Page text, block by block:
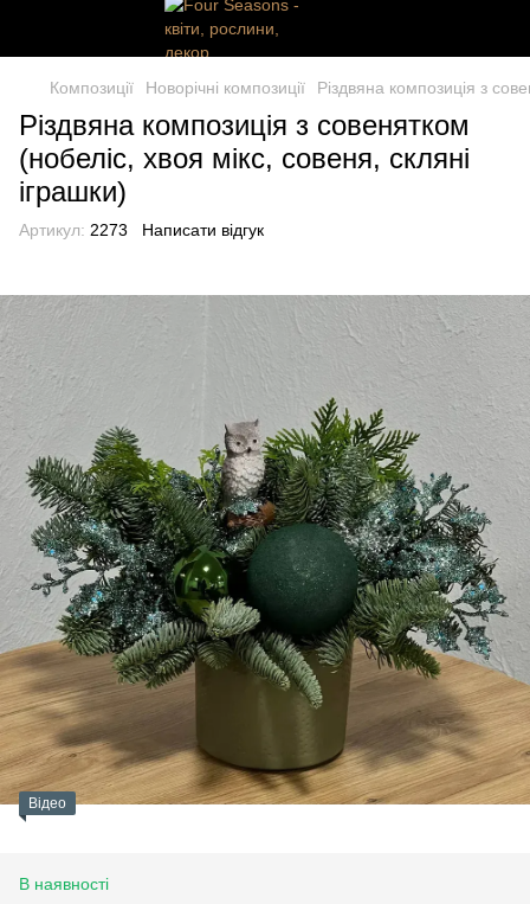
Композиції Новорічні композиції Різдвяна композиція з
Різдвяна композиція з совенятком
(нобеліс, хвоя мікс, совеня, скляні
іграшки)
Артикул: 2273 Написати відгук
Відео
В наявності